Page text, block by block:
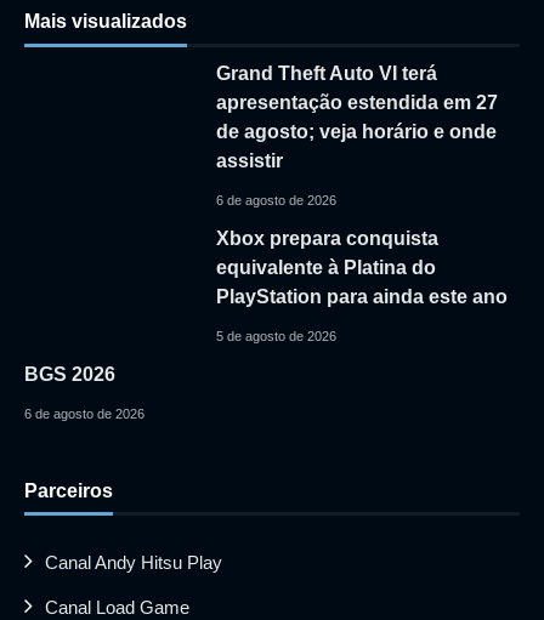
Mais visualizados
Grand Theft Auto VI terá
apresentação estendida em 27
de agosto; veja horário e onde
assistir
6 de agosto de 2026
Xbox prepara conquista
equivalente à Platina do
PlayStation para ainda este ano
5 de agosto de 2026
BGS 2026
6 de agosto de 2026
Parceiros
Canal Andy Hitsu Play
Canal Load Game